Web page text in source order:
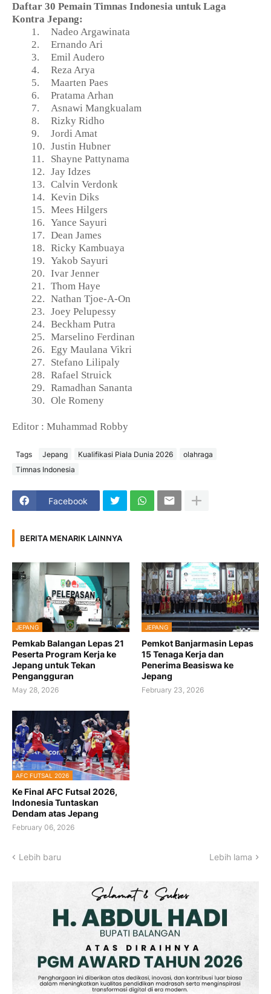
Daftar 30 Pemain Timnas Indonesia untuk Laga
Kontra Jepang:
1.
Nadeo Argawinata
2.
Ernando Ari
3.
Emil Audero
4.
Reza Arya
5.
Maarten Paes
6.
Pratama Arhan
7.
Asnawi Mangkualam
8.
Rizky Ridho
9.
Jordi Amat
10. Justin Hubner
11.
Shayne Pattynama
12. Jay Idzes
13. Calvin Verdonk
14. Kevin Diks
15. Mees Hilgers
16. Yance Sayuri
17. Dean James
18. Ricky Kambuaya
19. Yakob Sayuri
20. Ivar Jenner
21. Thom Haye
22. Nathan Tjoe-A-On
23. Joey Pelupessy
24. Beckham Putra
25. Marselino Ferdinan
26. Egy Maulana Vikri
27.
Stefano Lilipaly
28. Rafael Struick
29. Ramadhan Sananta
30. Ole Romeny
Editor : Muhammad Robby
Tags Jepang Kualifikasi Piala Dunia 2026
olahraga
Timnas Indonesia
Facebook
BERITA MENARIK LAINNYA
JEPANG
Pemkab Balangan Lepas 21
Peserta Program Kerja ke
Jepang untuk Tekan
Pengangguran
May 28, 2026
JEPANG
Pemkot Banjarmasin Lepas
15 Tenaga Kerja dan
Penerima Beasiswa ke
Jepang
February 23, 2026
AFC FUTSAL 2026
Ke Final AFC Futsal 2026,
Indonesia Tuntaskan
Dendam atas Jepang
February 06, 2026
Lebih baru Lebih lama